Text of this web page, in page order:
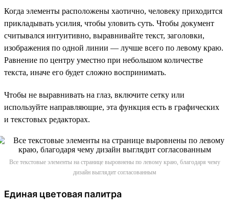
Когда элементы расположены хаотично, человеку приходится
прикладывать усилия, чтобы уловить суть. Чтобы документ
считывался интуитивно, выравнивайте текст, заголовки,
изображения по одной линии — лучше всего по левому краю.
Равнение по центру уместно при небольшом количестве
текста, иначе его будет сложно воспринимать.
Чтобы не выравнивать на глаз, включите сетку или
используйте направляющие, эта функция есть в графических
и текстовых редакторах.
Все текстовые элементы на странице выровнены по левому краю, благодаря чему
дизайн выглядит согласованным
Единая цветовая палитра